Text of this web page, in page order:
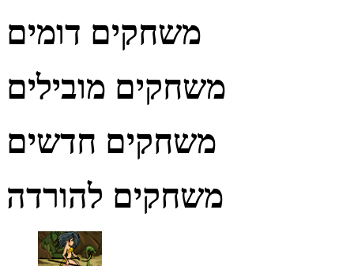
משחקים דומים
משחקים מובילים
משחקים חדשים
משחקים להורדה